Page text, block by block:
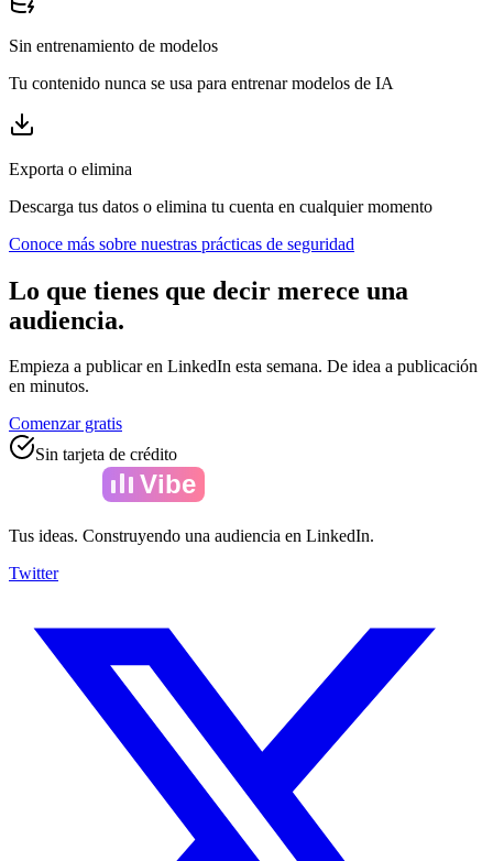
Sin entrenamiento de modelos
Tu contenido nunca se usa para entrenar modelos de IA
Exporta o elimina
Descarga tus datos o elimina tu cuenta en cualquier momento
Conoce más sobre nuestras prácticas de seguridad
Lo que tienes que decir merece una
audiencia.
Empieza a publicar en LinkedIn esta semana. De idea a publicación
en minutos.
Comenzar gratis
Sin tarjeta de crédito
Vibe
Tus ideas. Construyendo una audiencia en LinkedIn.
Twitter